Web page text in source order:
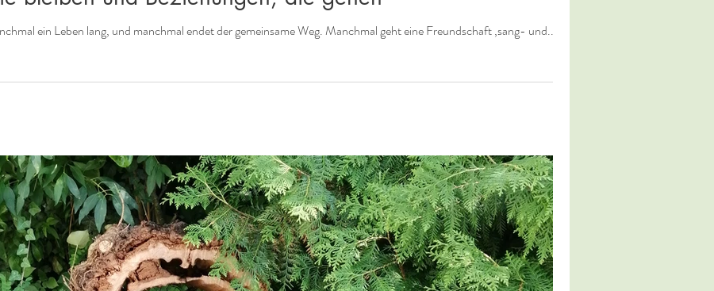
ein Leben lang, und manchmal endet der gemeinsame Weg. Manchmal geht eine Freundschaft ‚sang- und...